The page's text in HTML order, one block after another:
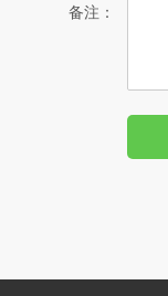
备注：